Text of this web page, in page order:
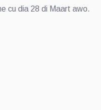
cu dia 28 di Maart awo.